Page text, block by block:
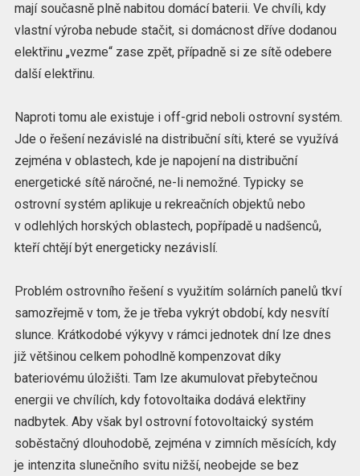
mají současně plně nabitou domácí baterii. Ve chvíli, kdy
vlastní výroba nebude stačit, si domácnost dříve dodanou
elektřinu „vezme“ zase zpět, případně si ze sítě odebere
další elektřinu.
Naproti tomu ale existuje i off-grid neboli ostrovní systém.
Jde o řešení nezávislé na distribuční síti, které se využívá
zejména v oblastech, kde je napojení na distribuční
energetické sítě náročné, ne-li nemožné. Typicky se
ostrovní systém aplikuje u rekreačních objektů nebo
v odlehlých horských oblastech, popřípadě u nadšenců,
kteří chtějí být energeticky nezávislí.
Problém ostrovního řešení s využitím solárních panelů tkví
samozřejmě v tom, že je třeba vykrýt období, kdy nesvítí
slunce. Krátkodobé výkyvy v rámci jednotek dní lze dnes
již většinou celkem pohodlně kompenzovat díky
bateriovému úložišti. Tam lze akumulovat přebytečnou
energii ve chvílích, kdy fotovoltaika dodává elektřiny
nadbytek. Aby však byl ostrovní fotovoltaický systém
soběstačný dlouhodobě, zejména v zimních měsících, kdy
je intenzita slunečního svitu nižší, neobejde se bez